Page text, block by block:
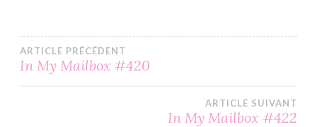
Navigation
ARTICLE PRÉCÉDENT
In My Mailbox #420
ARTICLE SUIVANT
In My Mailbox #422